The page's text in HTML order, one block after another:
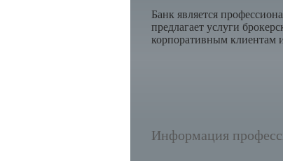
Банк является
предлагает услуги
корпоративным клиентам
Информация